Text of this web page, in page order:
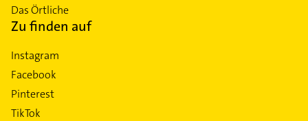
Das Örtliche
Zu finden auf
Instagram
Facebook
Pinterest
TikTok